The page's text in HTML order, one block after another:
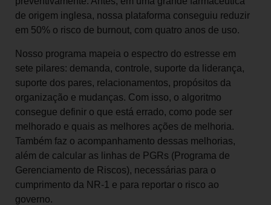
de origem inglesa, nossa plataforma conseguiu reduzir
em 50% o risco de burnout, com quatro anos de uso.
Nosso programa mapeia o espectro do estresse em
sete pilares: demanda, controle, suporte da liderança,
suporte dos pares, relacionamentos, propósitos da
organização e mudanças. Com isso, o algoritmo
consegue definir o que está errado, como pode ser
melhorado e quais as melhores ações de melhoria.
Também faz o acompanhamento dessas melhorias,
além de calcular as linhas de PGRs (Programa de
Gerenciamento de Riscos), necessárias para o
cumprimento da NR-1 e para reportar o risco ao
governo.